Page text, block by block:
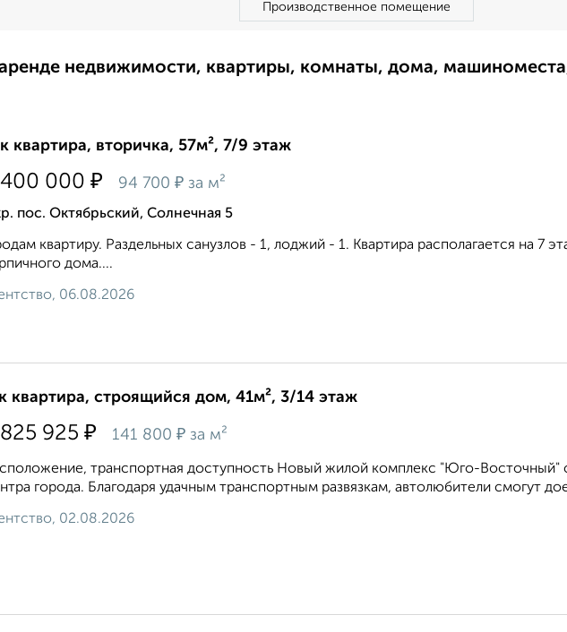
Производственное помещение
недвижимости, квартиры, комнаты, дома,
квартира, вторичка, 57м², 7/9 этаж
000 ₽ 94 700 ₽ за м²
пос. Октябрьский, Солнечная 5
квартиру. Раздельных санузлов - 1, лоджий - 1. Квартира располагается на 7
дома....
06.08.2026
квартира, строящийся дом, 41м², 3/14 этаж
925 ₽ 141 800 ₽ за м²
транспортная доступность Новый жилой комплекс "Юго-Восточный"
города. Благодаря удачным транспортным развязкам, автолюбители смогут
02.08.2026